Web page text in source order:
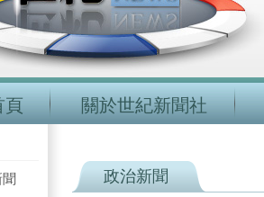
頁 關於世紀新聞社
政治新聞